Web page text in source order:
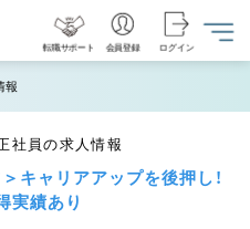
転職サポート 会員登録 ログイン
報
社員の求人情報
キャリアアップを後押し！
実績あり